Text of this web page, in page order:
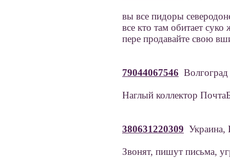
вы все пидоры
все кто там обитает
пере продавайте свою
79044067546
Наглый коллектор
380631220309
Звонят, пишут письма,